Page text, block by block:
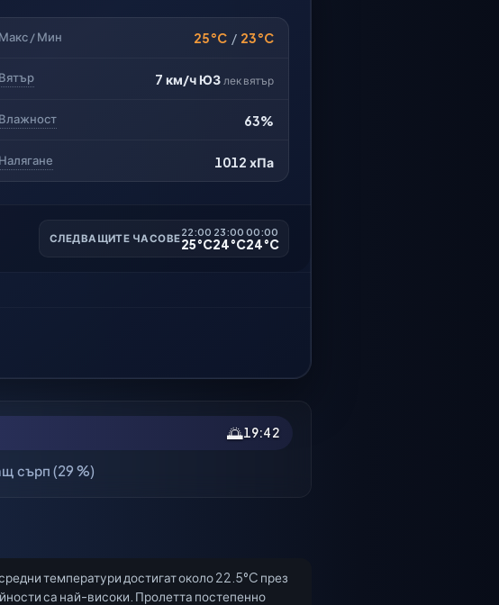
Макс / Мин 25°C / 23°C
Вятър 7 км/чЮЗ лек вятър
Влажност 63%
Налягане 1012 хПа
СЛЕДВАЩИТЕ ЧАСОВЕ
22:00
25°C
23:00
24°C
00:00
24°C
🌅19:42
сърп (29 %)
температури достигат около 22.5°C през
са най-високи. Пролетта постепенно